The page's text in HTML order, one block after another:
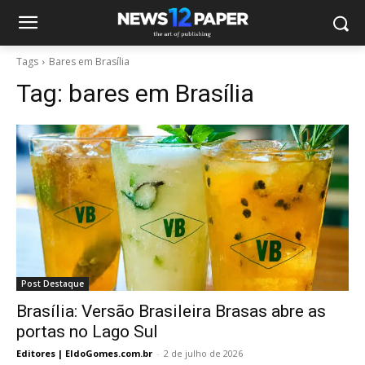
Tags Bares em Brasília
Tag: bares em Brasília
Post Destaque
Brasília: Versão Brasileira Brasas abre as
portas no Lago Sul
Editores | EldoGomes.com.br - 2 de julho de 2026